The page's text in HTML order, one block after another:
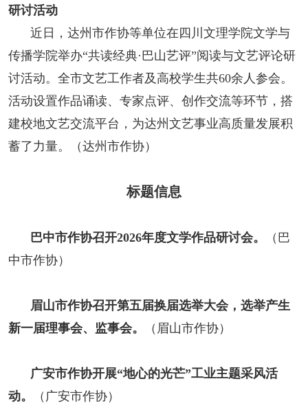
研讨活动
近日，达州市作协等单位在四川文理学院文学与
传播学院举办“共读经典·巴山艺评”阅读与文艺评论研
讨活动。全市文艺工作者及高校学生共60余人参会。
活动设置作品诵读、专家点评、创作交流等环节，搭
建校地文艺交流平台，为达州文艺事业高质量发展积
蓄了力量。（达州市作协）
标题信息
巴中市作协召开2026年度文学作品研讨会。
（巴
中市作协）
眉山市作协召开第五届换届选举大会，选举产生
新一届理事会、监事会。
（眉山市作协）
广安市作协开展“地心的光芒”工业主题采风活
动。
（广安市作协）